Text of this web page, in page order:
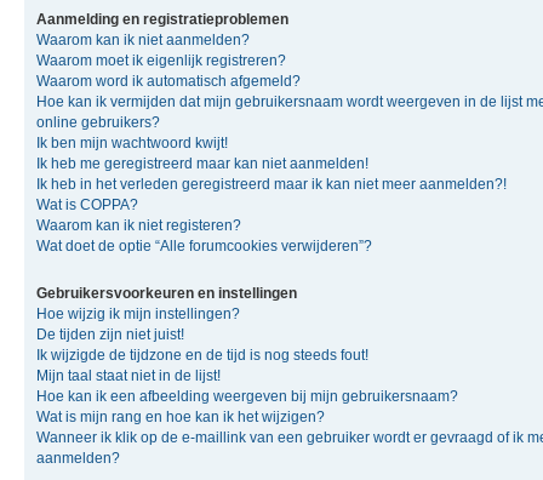
Aanmelding en registratieproblemen
Waarom kan ik niet aanmelden?
Waarom moet ik eigenlijk registreren?
Waarom word ik automatisch afgemeld?
Hoe kan ik vermijden dat mijn gebruikersnaam wordt weergeven in de lijst
online gebruikers?
Ik ben mijn wachtwoord kwijt!
Ik heb me geregistreerd maar kan niet aanmelden!
Ik heb in het verleden geregistreerd maar ik kan niet meer aanmelden?!
Wat is COPPA?
Waarom kan ik niet registeren?
Wat doet de optie “Alle forumcookies verwijderen”?
Gebruikersvoorkeuren en instellingen
Hoe wijzig ik mijn instellingen?
De tijden zijn niet juist!
Ik wijzigde de tijdzone en de tijd is nog steeds fout!
Mijn taal staat niet in de lijst!
Hoe kan ik een afbeelding weergeven bij mijn gebruikersnaam?
Wat is mijn rang en hoe kan ik het wijzigen?
Wanneer ik klik op de e-maillink van een gebruiker wordt er gevraagd of ik
aanmelden?